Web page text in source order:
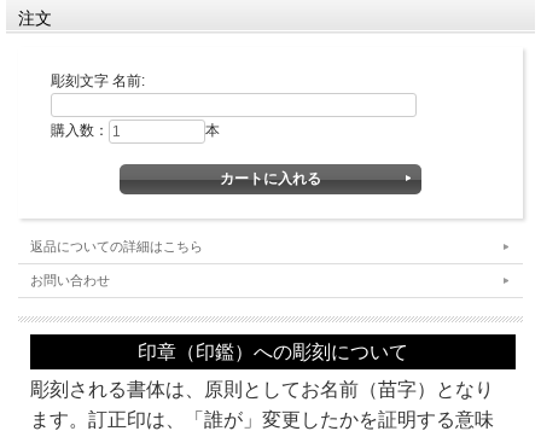
書体・彫刻するお名前などをご記入の上、カートに入れてお買い上げの手続きをお
なお、カートに入れただけではお買い上げにはなりませんので、ご安心ください。
■書体見本一覧：
注文
彫刻文字 名前:
購入数： 本
返品についての詳細はこちら
お問い合わせ
印章（印鑑）への彫刻について
彫刻される書体は、原則としてお名前（苗字）となり
ます。訂正印は、「誰が」変更したかを証明する意味